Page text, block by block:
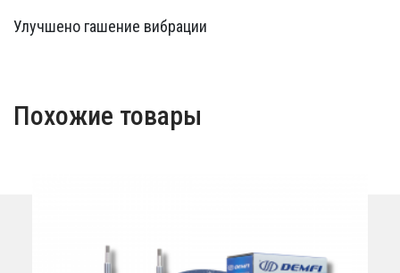
Улучшено гашение вибрации
Похожие товары